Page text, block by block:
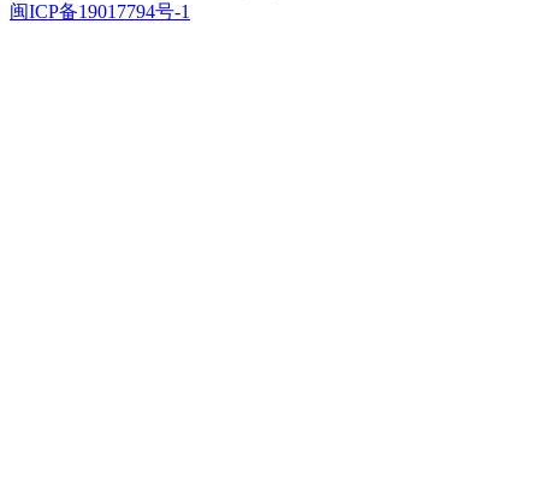
闽ICP备19017794号-1